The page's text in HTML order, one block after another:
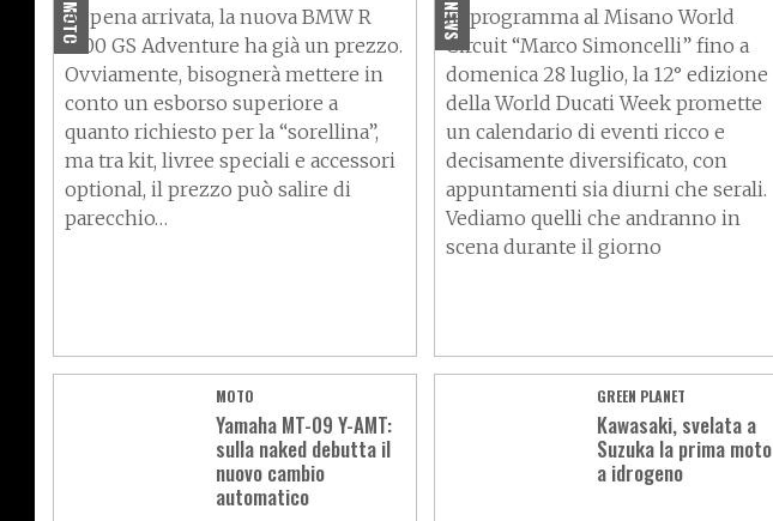
MOTO
Appena arrivata, la nuova BMW R
1300 GS Adventure ha già un prezzo.
Ovviamente, bisognerà mettere in
conto un esborso superiore a
quanto richiesto per la “sorellina”,
ma tra kit, livree speciali e accessori
optional, il prezzo può salire di
parecchio…
NEWS
In programma al Misano World
Circuit “Marco Simoncelli” fino a
domenica 28 luglio, la 12° edizione
della World Ducati Week promette
un calendario di eventi ricco e
decisamente diversificato, con
appuntamenti sia diurni che serali.
Vediamo quelli che andranno in
scena durante il giorno
MOTO
Yamaha MT-09 Y-AMT:
sulla naked debutta il
nuovo cambio
automatico
GREEN PLANET
Kawasaki, svelata a
Suzuka la prima moto
a idrogeno